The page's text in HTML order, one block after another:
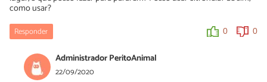
como usar?
Responder 0 0
Administrador PeritoAnimal
22/09/2020